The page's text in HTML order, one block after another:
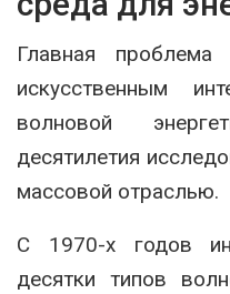
Главная
искусственным
волновой
десятилетия
массовой отраслью.
С 1970-х годов
десятки типов